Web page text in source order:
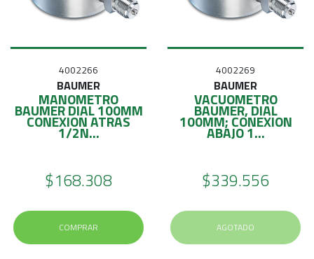
4002266
BAUMER
MANOMETRO
BAUMER DIAL 100MM
CONEXION ATRAS
1/2N...
$168.308
COMPRAR
4002269
BAUMER
VACUOMETRO
BAUMER, DIAL
100MM; CONEXION
ABAJO 1...
$339.556
AGOTADO